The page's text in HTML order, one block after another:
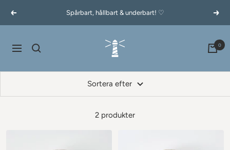
Föregående Spårbart, hållbart & underbart! ♡
Navigering
60garnernord.se 0
Sortera efter
2 produkter